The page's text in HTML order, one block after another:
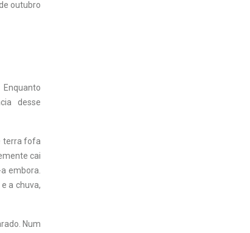
outubro
desse
terra fofa
cai
embora.
a chuva,
Num